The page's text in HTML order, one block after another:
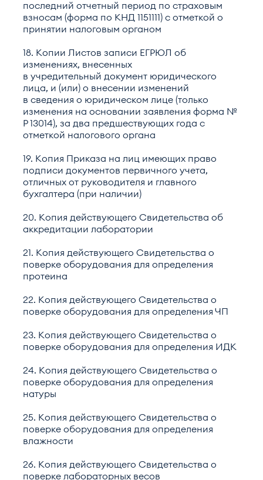
последний отчетный период по страховым
взносам (форма по КНД 1151111) с отметкой о
принятии налоговым органом
18. Копии Листов записи ЕГРЮЛ об
изменениях, внесенных
в учредительный документ юридического
лица, и (или) о внесении изменений
в сведения о юридическом лице (только
изменения на основании заявления форма №
Р 13014), за два предшествующих года с
отметкой налогового органа
19. Копия Приказа на лиц имеющих право
подписи документов первичного учета,
отличных от руководителя и главного
бухгалтера (при наличии)
20. Копия действующего Свидетельства об
аккредитации лаборатории
21. Копия действующего Свидетельства о
поверке оборудования для определения
протеина
22. Копия действующего Свидетельства о
поверке оборудования для определения ЧП
23. Копия действующего Свидетельства о
поверке оборудования для определения ИДК
24. Копия действующего Свидетельства о
поверке оборудования для определения
натуры
25. Копия действующего Свидетельства о
поверке оборудования для определения
влажности
26. Копия действующего Свидетельства о
поверке лабораторных весов